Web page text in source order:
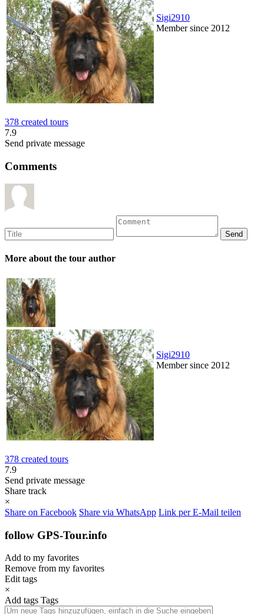
Sigi2910
Member since 2012
378 created tours
7.9
Send private message
Comments
More about the tour author
Sigi2910
Member since 2012
378 created tours
7.9
Send private message
Share track
×
Share on Facebook Share via WhatsApp Link per E-Mail teilen
follow GPS-Tour.info
Add to my favorites
Remove from my favorites
Edit tags
×
Add tags Tags